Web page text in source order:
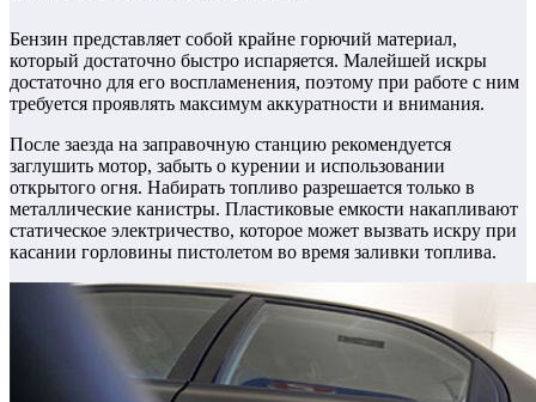
Бензин представляет собой крайне горючий материал,
который достаточно быстро испаряется. Малейшей искры
достаточно для его воспламенения, поэтому при работе с ним
требуется проявлять максимум аккуратности и внимания.
После заезда на заправочную станцию рекомендуется
заглушить мотор, забыть о курении и использовании
открытого огня. Набирать топливо разрешается только в
металлические канистры. Пластиковые емкости накапливают
статическое электричество, которое может вызвать искру при
касании горловины пистолетом во время заливки топлива.